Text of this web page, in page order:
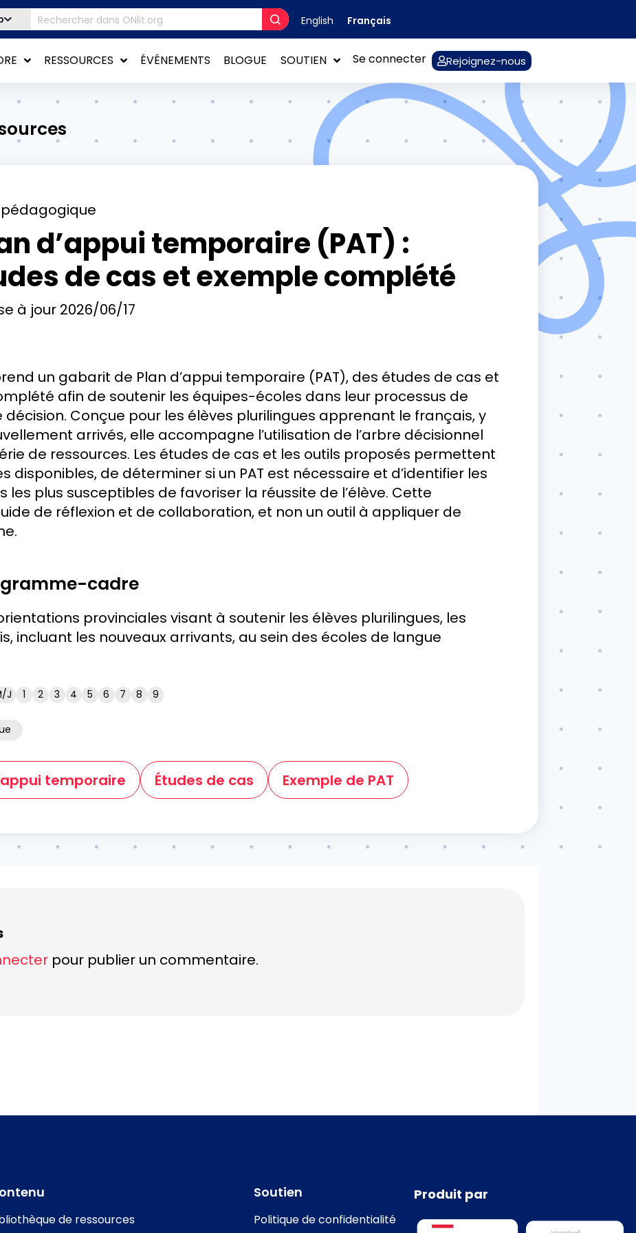
English Français
RESSOURCES ÉVÉNEMENTS BLOGUE SOUTIEN Se connecter Rejoignez-nous
pédagogique
d’appui temporaire (PAT) :
de cas et exemple complété
à jour2026/06/17
un gabarit de Plan d’appui temporaire (PAT), des études de cas et
afin de soutenir les équipes-écoles dans leur processus de
décision. Conçue pour les élèves plurilingues apprenant le français, y
arrivés, elle accompagne l’utilisation de l’arbre décisionnel
de ressources. Les études de cas et les outils proposés permettent
disponibles, de déterminer si un PAT est nécessaire et d’identifier les
les plus susceptibles de favoriser la réussite de l’élève. Cette
de réflexion et de collaboration, et non un outil à appliquer de
cadre
provinciales visant à soutenir les élèves plurilingues, les
incluant les nouveaux arrivants, au sein des écoles de langue
J 1 2 3 4 5 6 7 8 9
temporaire Études de cas Exemple de PAT
pour publier un commentaire.
de ressources
Soutien
Politique de confidentialité
Produit par